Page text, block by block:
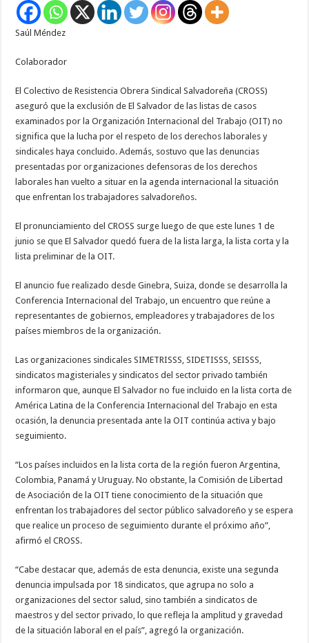
a
situación
laboral
OIT
Saúl Méndez
Colaborador
El Colectivo de Resistencia Obrera Sindical Salvadoreña (CROSS)
aseguró que la exclusión de El Salvador de las listas de casos
examinados por la Organización Internacional del Trabajo (OIT) no
significa que la lucha por el respeto de los derechos laborales y
sindicales haya concluido. Además, sostuvo que las denuncias
presentadas por organizaciones defensoras de los derechos
laborales han vuelto a situar en la agenda internacional la situación
que enfrentan los trabajadores salvadoreños.
El pronunciamiento del CROSS surge luego de que este lunes 1 de
junio se que El Salvador quedó fuera de la lista larga, la lista corta y la
lista preliminar de la OIT.
El anuncio fue realizado desde Ginebra, Suiza, donde se desarrolla la
Conferencia Internacional del Trabajo, un encuentro que reúne a
representantes de gobiernos, empleadores y trabajadores de los
países miembros de la organización.
Las organizaciones sindicales SIMETRISSS, SIDETISSS, SEISSS,
sindicatos magisteriales y sindicatos del sector privado también
informaron que, aunque El Salvador no fue incluido en la lista corta de
América Latina de la Conferencia Internacional del Trabajo en esta
ocasión, la denuncia presentada ante la OIT continúa activa y bajo
seguimiento.
“Los países incluidos en la lista corta de la región fueron Argentina,
Colombia, Panamá y Uruguay. No obstante, la Comisión de Libertad
de Asociación de la OIT tiene conocimiento de la situación que
enfrentan los trabajadores del sector público salvadoreño y se espera
que realice un proceso de seguimiento durante el próximo año”,
afirmó el CROSS.
“Cabe destacar que, además de esta denuncia, existe una segunda
denuncia impulsada por 18 sindicatos, que agrupa no solo a
organizaciones del sector salud, sino también a sindicatos de
maestros y del sector privado, lo que refleja la amplitud y gravedad
de la situación laboral en el país”, agregó la organización.